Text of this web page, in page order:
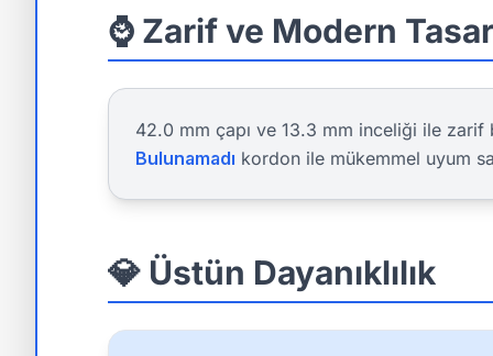
⌚ Zarif ve Modern
42.0 mm çapı ve 13.3 mm inceliği ile zarif
Bulunamadı kordon ile mükemmel uyum
💎 Üstün Dayanıklılık